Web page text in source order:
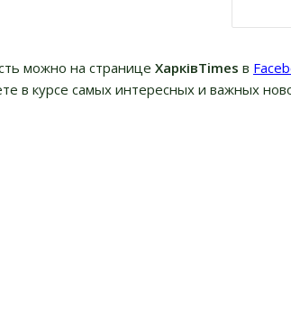
можно на странице ХарківTimes в
в курсе самых интересных и важных